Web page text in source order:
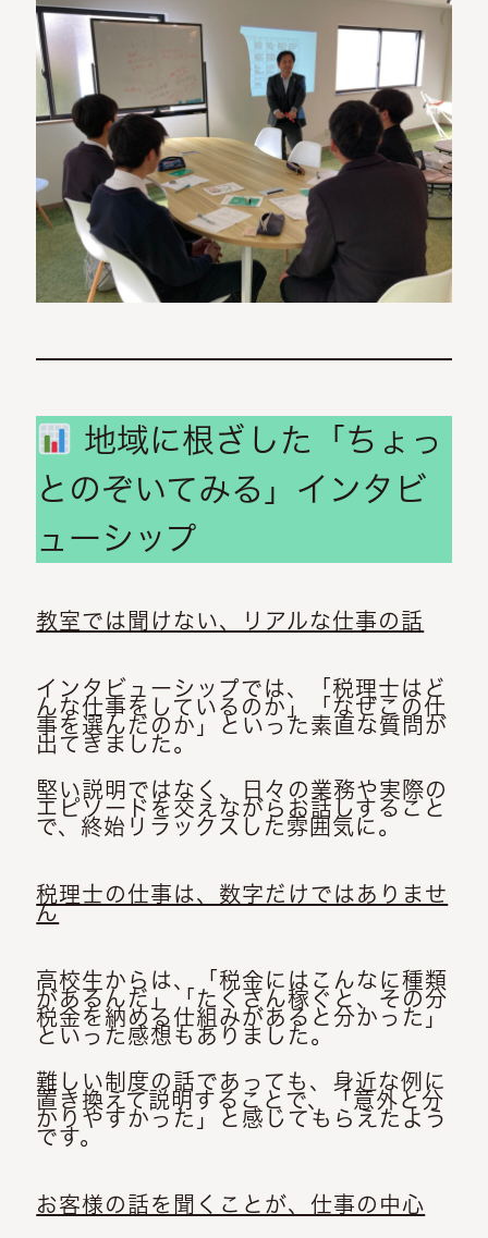
地域に根ざした「ちょっ
とのぞいてみる」インタビ
ューシップ
教室では聞けない、リアルな仕事の話
インタビューシップでは、「税理士はど
んな仕事をしているのか」「なぜこの仕
事を選んだのか」といった素直な質問が
出てきました。
堅い説明ではなく、日々の業務や実際の
エピソードを交えながらお話しすること
で、終始リラックスした雰囲気に。
税理士の仕事は、数字だけではありませ
ん
高校生からは、「税金にはこんなに種類
があるんだ」「たくさん稼ぐと、その分
税金を納める仕組みがあると分かった」
といった感想もありました。
難しい制度の話であっても、身近な例に
置き換えて説明することで、「意外と分
かりやすかった」と感じてもらえたよう
です。
お客様の話を聞くことが、仕事の中心